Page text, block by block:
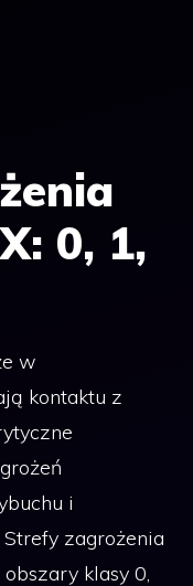
0, 1,
w
kontaktu z
i
zagrożenia
klasy 0,